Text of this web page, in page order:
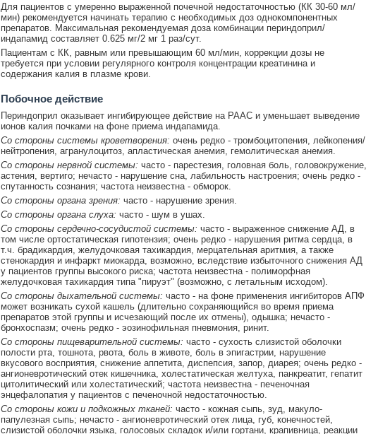
Для пациентов с умеренно выраженной почечной недостаточностью (КК 30-60 мл/
мин) рекомендуется начинать терапию с необходимых доз однокомпонентных
препаратов. Максимальная рекомендуемая доза комбинации периндоприл/
индапамид составляет 0.625 мг/2 мг 1 раз/сут.
Пациентам с КК, равным или превышающим 60 мл/мин, коррекции дозы не
требуется при условии регулярного контроля концентрации креатинина и
содержания калия в плазме крови.
Побочное действие
Периндоприл оказывает ингибирующее действие на РААС и уменьшает выведение
ионов калия почками на фоне приема индапамида.
Со стороны системы кроветворения: очень редко - тромбоцитопения, лейкопения/
нейтропения, агранулоцитоз, апластическая анемия, гемолитическая анемия.
Со стороны нервной системы: часто - парестезия, головная боль, головокружение,
астения, вертиго; нечасто - нарушение сна, лабильность настроения; очень редко -
спутанность сознания; частота неизвестна - обморок.
Со стороны органа зрения: часто - нарушение зрения.
Со стороны органа слуха: часто - шум в ушах.
Со стороны сердечно-сосудистой системы: часто - выраженное снижение АД, в
том числе ортостатическая гипотензия; очень редко - нарушения ритма сердца, в
т.ч. брадикардия, желудочковая тахикардия, мерцательная аритмия, а также
стенокардия и инфаркт миокарда, возможно, вследствие избыточного снижения АД
у пациентов группы высокого риска; частота неизвестна - полиморфная
желудочковая тахикардия типа "пируэт" (возможно, с летальным исходом).
Со стороны дыхательной системы: часто - на фоне применения ингибиторов АПФ
может возникать сухой кашель (длительно сохраняющийся во время приема
препаратов этой группы и исчезающий после их отмены), одышка; нечасто -
бронхоспазм; очень редко - эозинофильная пневмония, ринит.
Со стороны пищеварительной системы: часто - сухость слизистой оболочки
полости рта, тошнота, рвота, боль в животе, боль в эпигастрии, нарушение
вкусового восприятия, снижение аппетита, диспепсия, запор, диарея; очень редко -
ангионевротический отек кишечника, холестатическая желтуха, панкреатит, гепатит
цитолитический или холестатический; частота неизвестна - печеночная
энцефалопатия у пациентов с печеночной недостаточностью.
Со стороны кожи и подкожных тканей: часто - кожная сыпь, зуд, макуло-
папулезная сыпь; нечасто - ангионевротический отек лица, губ, конечностей,
слизистой оболочки языка, голосовых складок и/или гортани, крапивница, реакции